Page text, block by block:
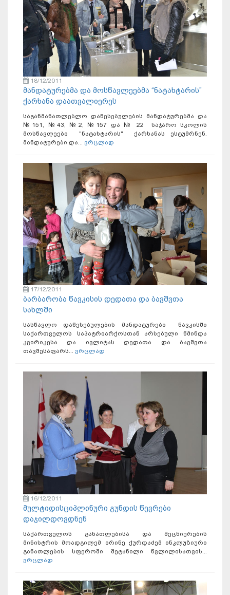
18/12/2011
მანდატურებმა და მოსწავლეებმა “ნატახტარის”
ქარხანა დაათვალიერეს
საგანმანათლებლო დაწესებულების მანდატურებმა და
№151, №43, №2, №157 და № 22 საჯარო სკოლის
მოსწავლეები "ნატახტარის" ქარხანას ესტუმრნენ.
მანდატურები და... ვრცლად
17/12/2011
ბარბარობა წავკისის დედათა და ბავშვთა
სახლში
სასწავლო დაწესებულების მანდატურები წავკისში
საქართველოს საპატრიარქოსთან არსებული წმინდა
კვირიკესა და ივლიტას დედათა და ბავშვთა
თავშესაფარს... ვრცლად
16/12/2011
მულტიდისციპლინური გუნდის წევრები
დაჯილდოვდნენ
საქართველოს განათლებისა და მეცნიერების
მინისტრის მოადგილემ ირინე ქურდაძემ ინკლუზიური
განათლების სფეროში შეტანილი წვლილისათვის...
ვრცლად